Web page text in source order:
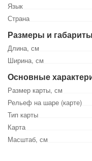
Язык
Страна
Размеры и габариты
Длина, см
Ширина, см
Основные
Размер карты, см
Рельеф на шаре (карте)
Тип карты
Карта
Масштаб, см